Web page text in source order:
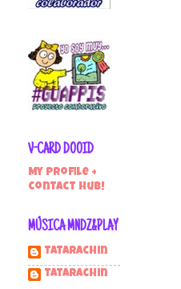
V-CARD DOOID
My profile +
contact hub!
MÚSICA MNDZ&PLAY
Tatarachin
tatarachin